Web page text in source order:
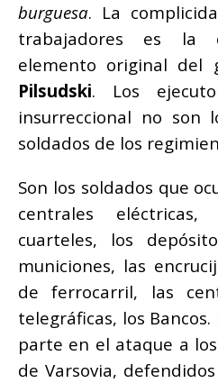
burguesa. La
trabajadores es la
elemento original del
Pilsudski. Los
insurreccional no son
soldados de los
Son los soldados que
centrales
cuarteles, los
municiones, las
de ferrocarril, las
telegráficas, los
parte en el ataque a
de Varsovia,